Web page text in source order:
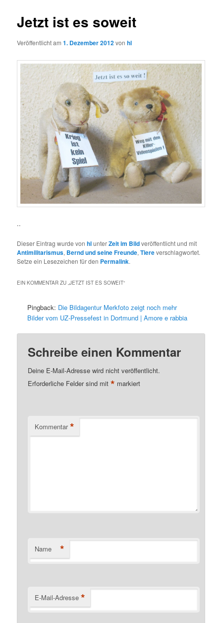
Jetzt ist es soweit
Veröffentlicht am1. Dezember 2012vonhl
..
Dieser Eintrag wurde vonhlunterZeit im Bildveröffentlicht und mit
Antimilitarismus, Bernd und seine Freunde,Tiereverschlagwortet.
Setze ein Lesezeichen für den Permalink.
EIN KOMMENTAR ZU „JETZT IST ES SOWEIT“
Pingback: Die Bildagentur Merkfoto zeigt noch mehr
Bilder vom UZ-Pressefest in Dortmund | Amore e rabbia
Schreibe einen Kommentar
Deine E-Mail-Adresse wird nicht veröffentlicht.
Erforderliche Felder sind mit* markiert
Kommentar *
Name *
E-Mail-Adresse *